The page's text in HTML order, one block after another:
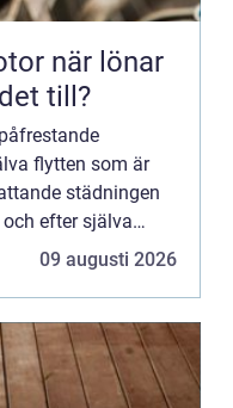
till?
flytten som är
städningen
efter själva
i Stockholm
09 augusti 2026